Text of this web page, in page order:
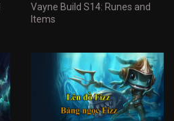
Vayne Build S14: Runes and
Items